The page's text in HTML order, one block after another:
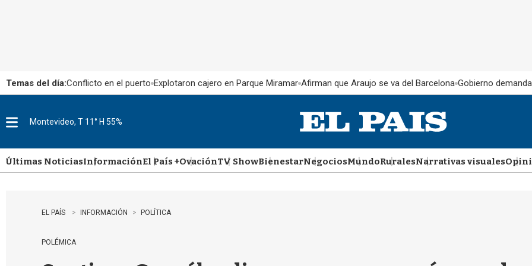
Temas del día:Conflicto en el puerto Explotaron cajero en Parque Miramar Afirman que Araujo se va del Barcelona Gobierno
u
Montevideo, T 11° H 55%
Últimas NoticiasInformaciónEl País +OvaciónTV ShowBienestarNegociosMundoRuralesNarrativas visuales
EL PAÍS INFORMACIÓN POLÍTICA
POLÉMICA